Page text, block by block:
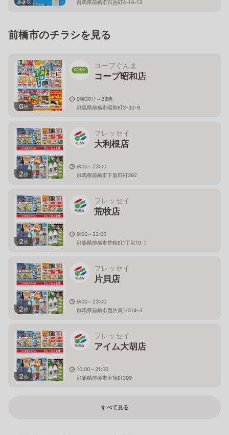
群馬県前橋市日吉町4-14-13
前橋市のチラシを見る
6枚
コープぐんま
コープ昭和店
9時30分～22時
群馬県前橋市昭和町3-30-9
2枚
フレッセイ
大利根店
9:00～23:00
群馬県前橋市下新田町392
2枚
フレッセイ
荒牧店
9:00～22:00
群馬県前橋市荒牧町1丁目10-1
2枚
フレッセイ
片貝店
9:00～23:00
群馬県前橋市西片貝1-314-3
2枚
フレッセイ
アイム大胡店
10:00～21:00
群馬県前橋市大胡町399
すべて見る